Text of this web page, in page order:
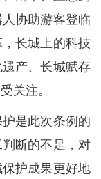
协助游客登临
长城上的科技
产、长城赋存
关注。
是此次条例的
断的不足，对
护成果更好地